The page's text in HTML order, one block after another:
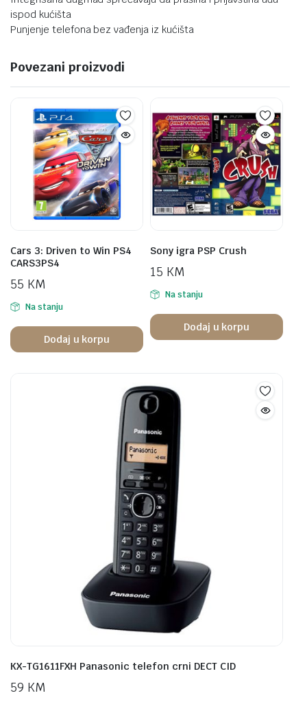
ispod kućišta
Punjenje telefona bez vađenja iz kućišta
Povezani proizvodi
Cars 3: Driven to Win PS4
CARS3PS4
55 KM
Na stanju
Dodaj u korpu
Sony igra PSP Crush
15 KM
Na stanju
Dodaj u korpu
KX-TG1611FXH Panasonic telefon crni DECT CID
59 KM